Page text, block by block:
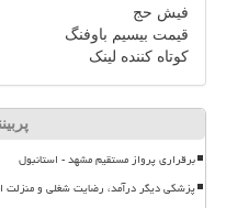
فیش حج
قیمت بیسیم باوفنگ
کوتاه کننده لینک
برقراری پرواز مستقیم مشهد - استانبول
پزشکی دیگر درآمد، رضایت شغلی و منزلت